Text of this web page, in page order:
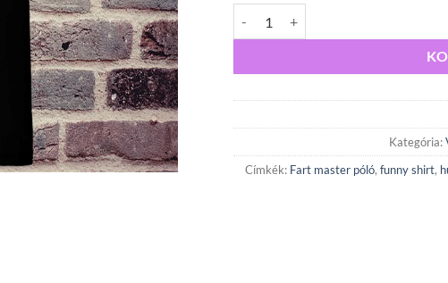
Kategória:
Címkék: Fart master póló, funny shirt,